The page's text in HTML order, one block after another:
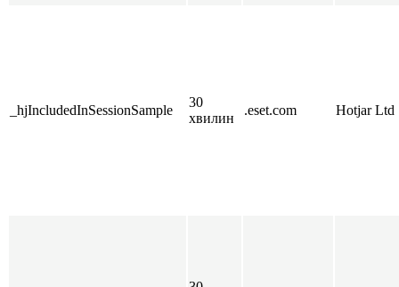
_hjIncludedInSessionSample
30
хвилин
.eset.com Hotjar Ltd